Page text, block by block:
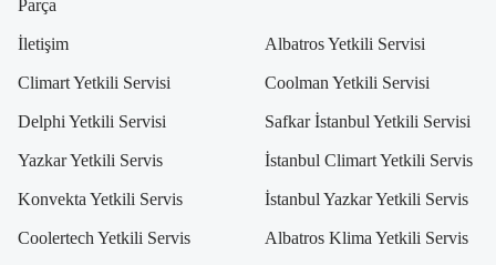
Parça
İletişim Albatros Yetkili Servisi
Climart Yetkili Servisi Coolman Yetkili Servisi
Delphi Yetkili Servisi Safkar İstanbul Yetkili Servisi
Yazkar Yetkili Servis İstanbul Climart Yetkili Servis
Konvekta Yetkili Servis İstanbul Yazkar Yetkili Servis
Coolertech Yetkili Servis Albatros Klima Yetkili Servis